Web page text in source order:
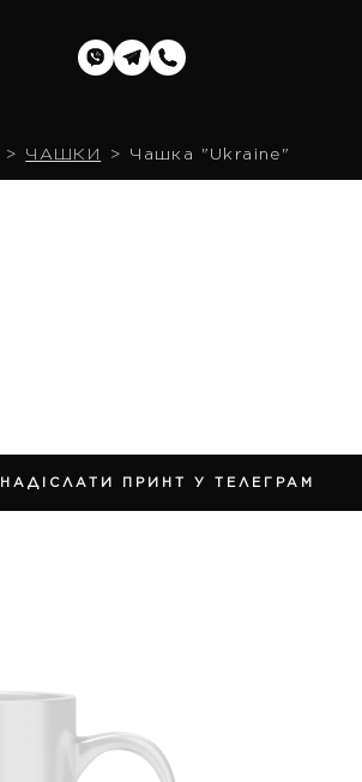
ЧАШКИ Чашка "Ukraine"
НАДІСЛАТИ ПРИНТ У ТЕЛЕГРАМ